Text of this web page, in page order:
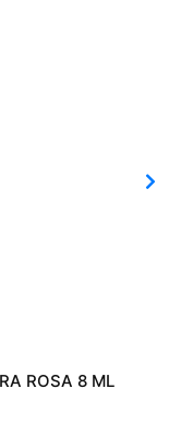
ROSA 8 ML